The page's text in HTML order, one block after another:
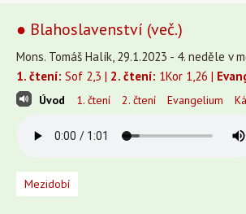
● Blahoslavenství (več.)
Mons. Tomáš Halík, 29.1.2023 - 4. neděle v
1. čtení: Sof 2,3 | 2. čtení: 1Kor 1,26 |
Úvod 1. čtení 2. čtení Evangelium
Mezidobí